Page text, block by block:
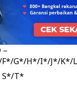
–
G*/H*/I*/J*/
S*/T*